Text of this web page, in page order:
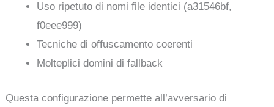
Uso ripetuto di nomi file identici (a31546bf,
f0eee999)
Tecniche di offuscamento coerenti
Molteplici domini di fallback
Questa configurazione permette all’avversario di